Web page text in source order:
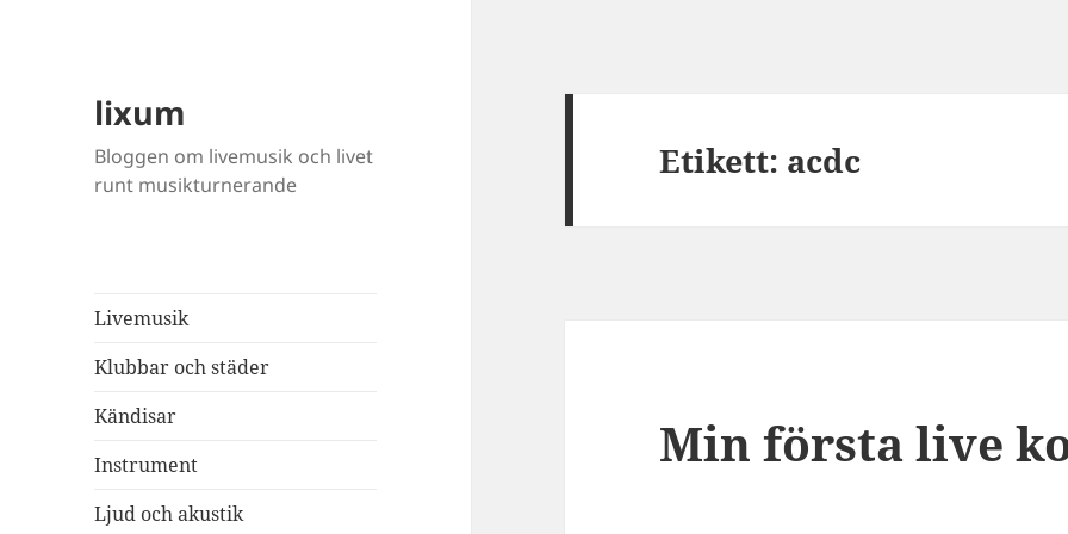
lixum
Bloggen om livemusik och livet
runt musikturnerande
Livemusik
Klubbar och städer
Kändisar
Instrument
Ljud och akustik
Etikett: acdc
Min första live